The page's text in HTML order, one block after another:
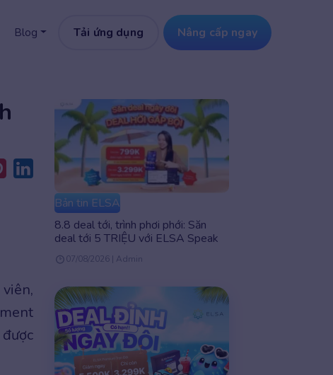
Blog Tải ứng dụng Nâng cấp ngay
Bản tin ELSA
8.8 deal tới, trình phơi phới: Săn
deal tới 5 TRIỆU với ELSA Speak
07/08/2026 | Admin